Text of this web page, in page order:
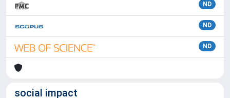
ND
ND
ND
social impact